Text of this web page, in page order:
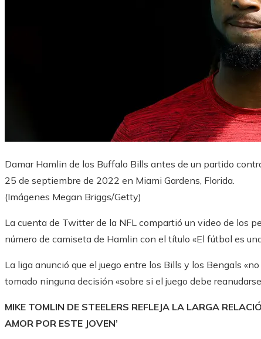
Damar Hamlin de los Buffalo Bills antes de un partido
25 de septiembre de 2022 en Miami Gardens, Florida.
(Imágenes Megan Briggs/Getty)
La cuenta de Twitter de la NFL compartió un video de los
número de camiseta de Hamlin con el título «El fútbol es
La liga anunció que el juego entre los Bills y los Bengals
tomado ninguna decisión «sobre si el juego debe
MIKE TOMLIN DE STEELERS REFLEJA LA LARGA
AMOR POR ESTE JOVEN’